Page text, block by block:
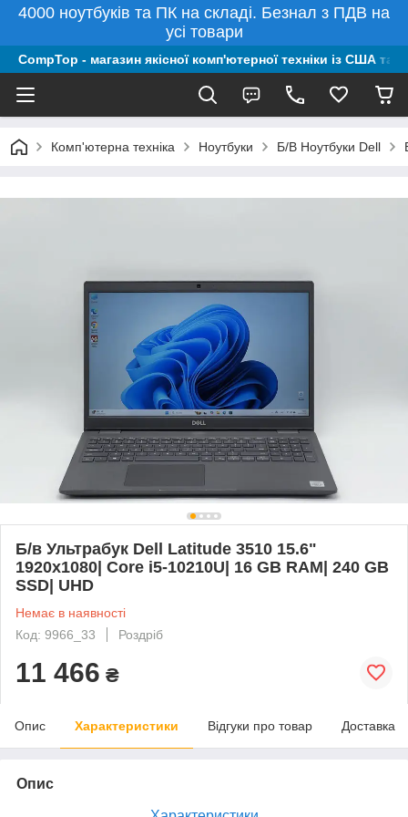
4000 ноутбуків та ПК на складі. Безнал з ПДВ на
усі товари
CompTop - магазин якісної комп'ютерної техніки із США та
Комп'ютерна техніка Ноутбуки Б/В Ноутбуки Dell
Б/в Ультрабук Dell Latitude 3510 15.6"
1920x1080| Core i5-10210U| 16 GB RAM| 240 GB
SSD| UHD
Немає в наявності
Код: 9966_33
Роздріб
11 466 ₴
Опис Характеристики Відгуки про товар Доставка
Опис